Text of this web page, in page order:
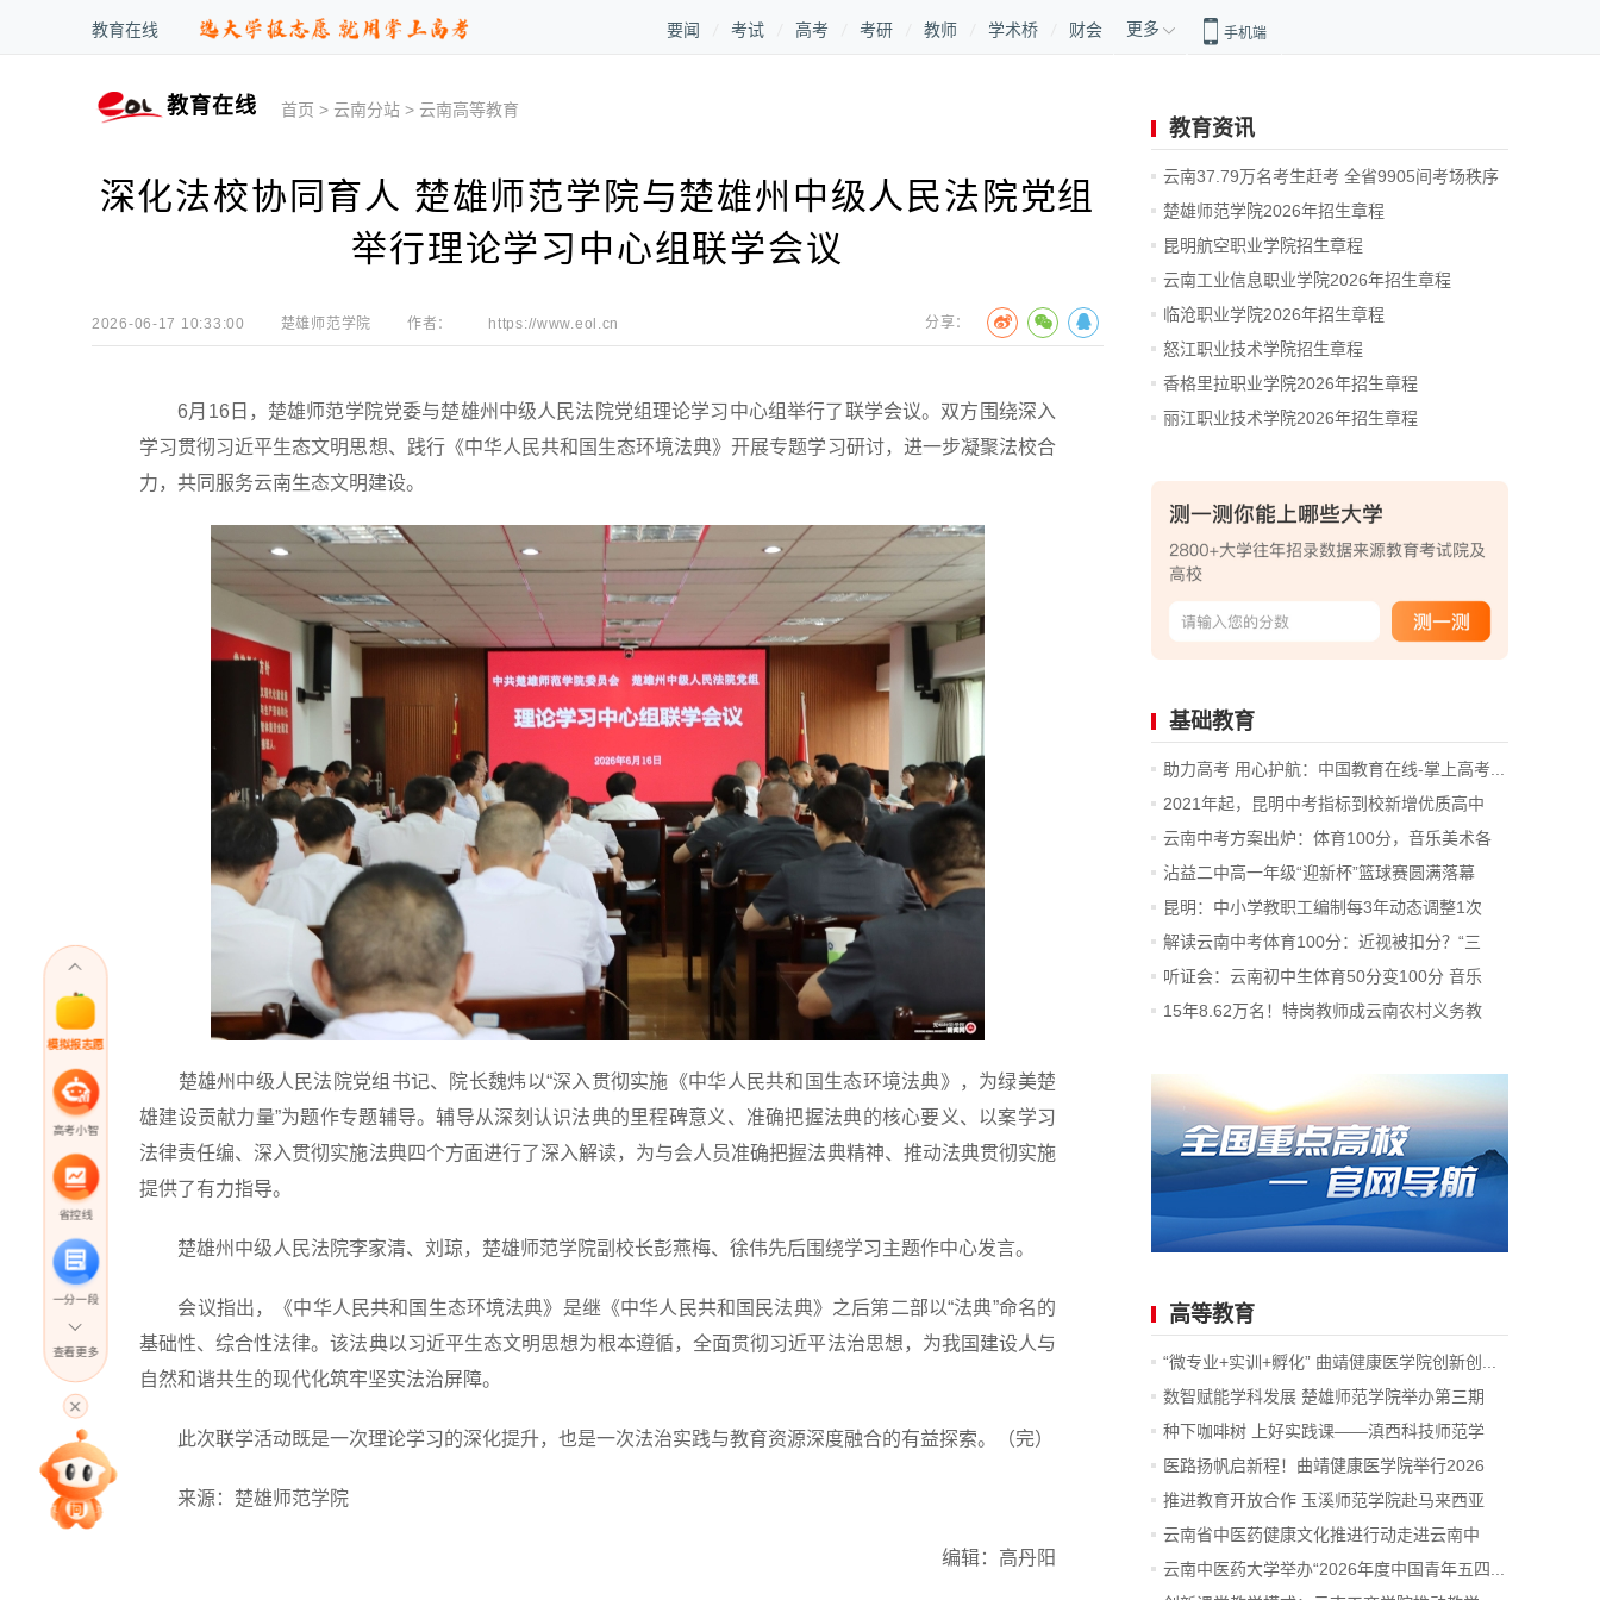
教育在线 要闻 考试 高考 考研 教师 学术桥 财会 更多 手机端
教育在线 首页 > 云南分站 > 云南高等教育
深化法校协同育人 楚雄师范学院与楚雄州中级人民法院党组
举行理论学习中心组联学会议
2026-06-17 10:33:00 楚雄师范学院 作者： https://www.eol.cn 分享：
6月16日，楚雄师范学院党委与楚雄州中级人民法院党组理论学习中心组举行了联学会议。双方围绕深入
学习贯彻习近平生态文明思想、践行《中华人民共和国生态环境法典》开展专题学习研讨，进一步凝聚法校合
力，共同服务云南生态文明建设。
楚雄州中级人民法院党组书记、院长魏炜以“深入贯彻实施《中华人民共和国生态环境法典》，为绿美楚
雄建设贡献力量”为题作专题辅导。辅导从深刻认识法典的里程碑意义、准确把握法典的核心要义、以案学习
法律责任编、深入贯彻实施法典四个方面进行了深入解读，为与会人员准确把握法典精神、推动法典贯彻实施
提供了有力指导。
楚雄州中级人民法院李家清、刘琼，楚雄师范学院副校长彭燕梅、徐伟先后围绕学习主题作中心发言。
会议指出，《中华人民共和国生态环境法典》是继《中华人民共和国民法典》之后第二部以“法典”命名的
基础性、综合性法律。该法典以习近平生态文明思想为根本遵循，全面贯彻习近平法治思想，为我国建设人与
自然和谐共生的现代化筑牢坚实法治屏障。
此次联学活动既是一次理论学习的深化提升，也是一次法治实践与教育资源深度融合的有益探索。（完）
来源：楚雄师范学院
编辑：高丹阳
教育资讯
云南37.79万名考生赶考 全省9905间考场秩序
井然
楚雄师范学院2026年招生章程
昆明航空职业学院招生章程
云南工业信息职业学院2026年招生章程
临沧职业学院2026年招生章程
怒江职业技术学院招生章程
香格里拉职业学院2026年招生章程
丽江职业技术学院2026年招生章程
模拟报志愿
高考小智
省控线
一分一段
高考直播
专家指导课
查看更多
基础教育
助力高考 用心护航：中国教育在线-掌上高考...
2021年起，昆明中考指标到校新增优质高中
配...
云南中考方案出炉：体育100分，音乐美术各
20分
沾益二中高一年级“迎新杯”篮球赛圆满落幕
昆明：中小学教职工编制每3年动态调整1次
解读云南中考体育100分：近视被扣分？“三
公...
听证会：云南初中生体育50分变100分 音乐
美...
15年8.62万名！特岗教师成云南农村义务教
高等教育
“微专业+实训+孵化” 曲靖健康医学院创新创...
数智赋能学科发展 楚雄师范学院举办第三期
数...
种下咖啡树 上好实践课——滇西科技师范学
院...
医路扬帆启新程！曲靖健康医学院举行2026
届...
推进教育开放合作 玉溪师范学院赴马来西亚
开...
云南省中医药健康文化推进行动走进云南中
医...
云南中医药大学举办“2026年度中国青年五四...